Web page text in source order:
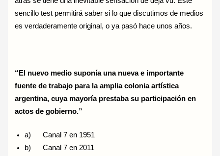
sencillo test permitirá saber si lo que discutimos de medios
es verdaderamente original, o ya pasó hace unos años.
“El nuevo medio suponía una nueva e importante
fuente de trabajo para la amplia colonia artística
argentina, cuya mayoría prestaba su participación en
actos de gobierno.”
a) Canal 7 en 1951
b) Canal 7 en 2011